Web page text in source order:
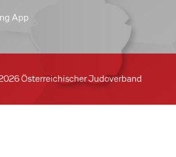
App
Österreichischer Judoverband